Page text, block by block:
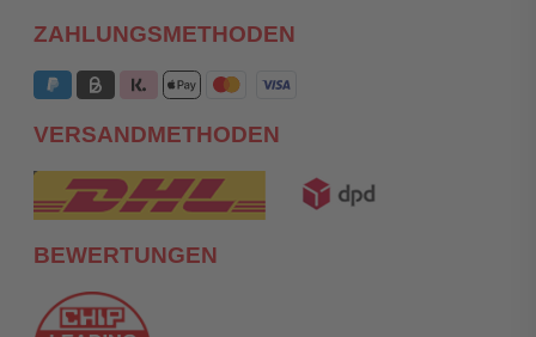
ZAHLUNGSMETHODEN
VERSANDMETHODEN
BEWERTUNGEN